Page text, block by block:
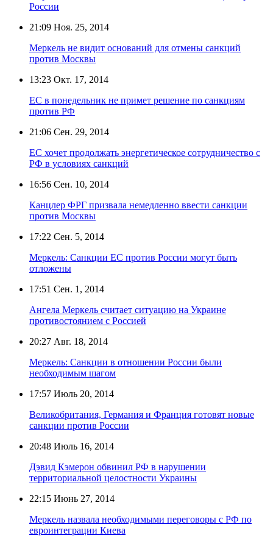
России
21:09 Ноя. 25, 2014
Меркель не видит оснований для отмены санкций
против Москвы
13:23 Окт. 17, 2014
ЕС в понедельник не примет решение по санкциям
против РФ
21:06 Сен. 29, 2014
ЕС хочет продолжать энергетическое сотрудничество с
РФ в условиях санкций
16:56 Сен. 10, 2014
Канцлер ФРГ призвала немедленно ввести санкции
против Москвы
17:22 Сен. 5, 2014
Меркель: Санкции ЕС против России могут быть
отложены
17:51 Сен. 1, 2014
Ангела Меркель считает ситуацию на Украине
противостоянием с Россией
20:27 Авг. 18, 2014
Меркель: Санкции в отношении России были
необходимым шагом
17:57 Июль 20, 2014
Великобритания, Германия и Франция готовят новые
санкции против России
20:48 Июль 16, 2014
Дэвид Кэмерон обвинил РФ в нарушении
территориальной целостности Украины
22:15 Июнь 27, 2014
Меркель назвала необходимыми переговоры с РФ по
евроинтеграции Киева